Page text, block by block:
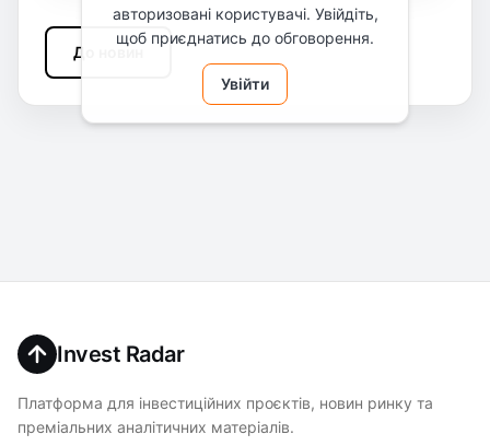
авторизовані користувачі. Увійдіть,
щоб приєднатись до обговорення.
Увійти
До новин
Invest Radar
Платформа для інвестиційних проєктів, новин ринку та
преміальних аналітичних матеріалів.